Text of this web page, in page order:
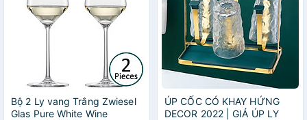
Bộ 2 Ly vang Trắng Zwiesel
Glas Pure White Wine
ÚP CỐC CÓ KHAY HỨNG
DECOR 2022 | GIÁ ÚP LY